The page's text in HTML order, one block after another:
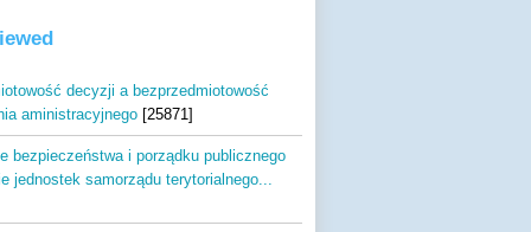
decyzji a bezprzedmiotowość
aministracyjnego [25871]
bezpieczeństwa i porządku publicznego
jednostek samorządu terytorialnego...